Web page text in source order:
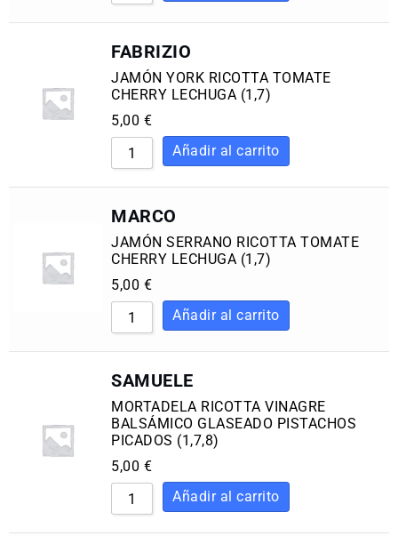
FABRIZIO
JAMÓN YORK RICOTTA TOMATE
CHERRY LECHUGA (1,7)
5,00 €
MARCO
JAMÓN SERRANO RICOTTA TOMATE
CHERRY LECHUGA (1,7)
5,00 €
SAMUELE
MORTADELA RICOTTA VINAGRE
BALSÁMICO GLASEADO PISTACHOS
PICADOS (1,7,8)
5,00 €